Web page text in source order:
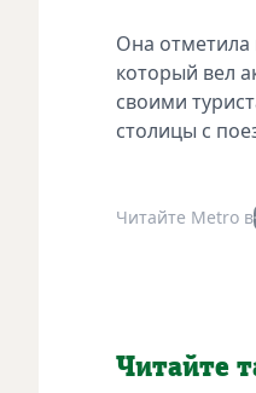
Она отметила
который вел
своими
столицы с
Читайте Metro в
Читайте